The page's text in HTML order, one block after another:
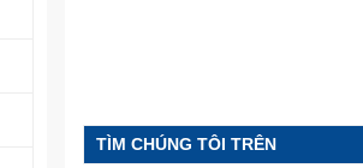
TÌM CHÚNG TÔI TRÊN